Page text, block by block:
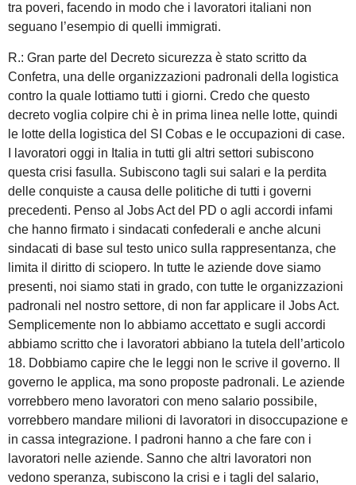
tra poveri, facendo in modo che i lavoratori italiani non
seguano l’esempio di quelli immigrati.
R.: Gran parte del Decreto sicurezza è stato scritto da
Confetra, una delle organizzazioni padronali della logistica
contro la quale lottiamo tutti i giorni. Credo che questo
decreto voglia colpire chi è in prima linea nelle lotte, quindi
le lotte della logistica del SI Cobas e le occupazioni di case.
I lavoratori oggi in Italia in tutti gli altri settori subiscono
questa crisi fasulla. Subiscono tagli sui salari e la perdita
delle conquiste a causa delle politiche di tutti i governi
precedenti. Penso al Jobs Act del PD o agli accordi infami
che hanno firmato i sindacati confederali e anche alcuni
sindacati di base sul testo unico sulla rappresentanza, che
limita il diritto di sciopero. In tutte le aziende dove siamo
presenti, noi siamo stati in grado, con tutte le organizzazioni
padronali nel nostro settore, di non far applicare il Jobs Act.
Semplicemente non lo abbiamo accettato e sugli accordi
abbiamo scritto che i lavoratori abbiano la tutela dell’articolo
18. Dobbiamo capire che le leggi non le scrive il governo. Il
governo le applica, ma sono proposte padronali. Le aziende
vorrebbero meno lavoratori con meno salario possibile,
vorrebbero mandare milioni di lavoratori in disoccupazione e
in cassa integrazione. I padroni hanno a che fare con i
lavoratori nelle aziende. Sanno che altri lavoratori non
vedono speranza, subiscono la crisi e i tagli del salario,